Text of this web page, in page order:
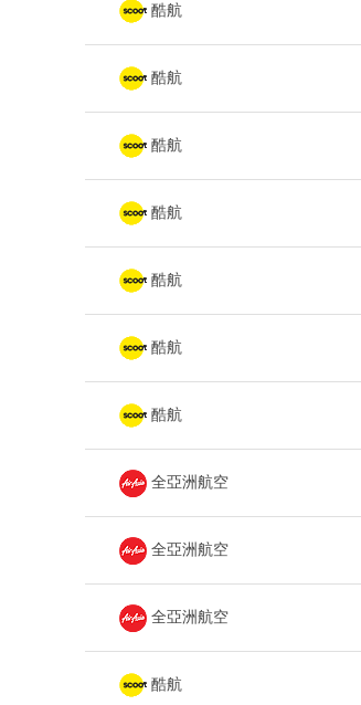
酷航
酷航
酷航
酷航
酷航
酷航
酷航
全亞洲航空
全亞洲航空
全亞洲航空
酷航